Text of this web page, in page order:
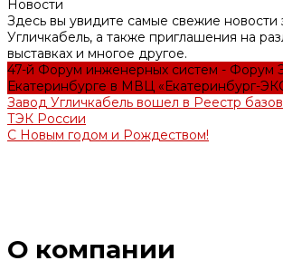
Новости
Здесь вы увидите самые свежие новости
Угличкабель, а также приглашения на
выставках и многое другое.
47-й Форум инженерных систем - Форум
Екатеринбурге в МВЦ «Екатеринбург-
Завод Угличкабель вошел в Реестр
ТЭК России
С Новым годом и Рождеством!
О компании